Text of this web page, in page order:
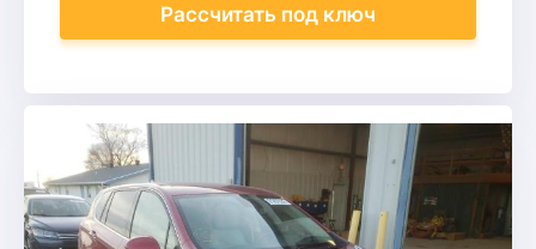
Рассчитать под ключ